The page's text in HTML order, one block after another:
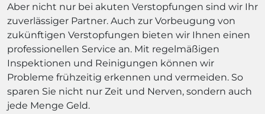
Aber nicht nur bei akuten Verstopfungen sind wir Ihr
zuverlässiger Partner. Auch zur Vorbeugung von
zukünftigen Verstopfungen bieten wir Ihnen einen
professionellen Service an. Mit regelmäßigen
Inspektionen und Reinigungen können wir
Probleme frühzeitig erkennen und vermeiden. So
sparen Sie nicht nur Zeit und Nerven, sondern auch
jede Menge Geld.